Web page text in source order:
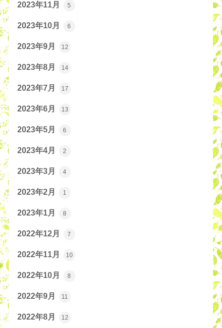
2023年11月 5
2023年10月 6
2023年9月 12
2023年8月 14
2023年7月 17
2023年6月 13
2023年5月 6
2023年4月 2
2023年3月 4
2023年2月 1
2023年1月 8
2022年12月 7
2022年11月 10
2022年10月 8
2022年9月 11
2022年8月 12